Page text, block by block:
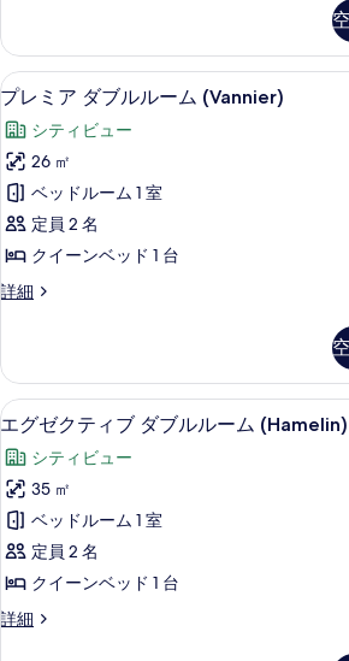
件
ル
ー
ム
窓
な
し
(Ruffier)
の
す
の
写
真
を
表
示
す
る
ス
ツ
イ
ル
ー
ム
窓
な
し
(Ruffier)
の
プ
レ
ミ
ア
ダ
ブ
ル
ル
ム
(Vannier)
の
す
べ
て
の
写
真
プレミア
6
プレミア ダブルルーム (Vannier)
シティビュー
26 ㎡
ベッドルーム 1 室
定員 2 名
クイーンベッド 1 台
詳細
プ
ダ
ブ
ル
ー
ム
(Vannier)
の
詳
細
エ
グ
ゼ
ク
テ
ィ
ブ
ダ
エグゼク
5
エグゼクティブ ダブルルーム (Hamelin)
シティビュー
35 ㎡
ベッドルーム 1 室
定員 2 名
クイーンベッド 1 台
詳細
エ